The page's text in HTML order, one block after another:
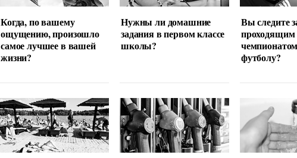
Когда, по вашему
ощущению, произошло
самое лучшее в вашей
жизни?
Нужны ли домашние
задания в первом классе
школы?
Вы следите
футболу?